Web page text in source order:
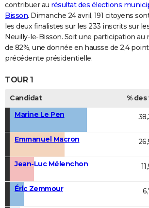
contribuer au résultat des élections
Bisson. Dimanche 24 avril, 191 citoyens
les deux finalistes sur les 233 inscrits sur
Neuilly-le-Bisson. Soit une participation au
de 82%, une donnée en hausse de 2,4
précédente présidentielle.
TOUR 1
Candidat % des
Marine Le Pen
Emmanuel Macron
Jean-Luc Mélenchon
Éric Zemmour